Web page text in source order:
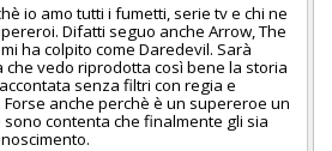
io amo tutti i fumetti, serie tv e chi ne
Difatti seguo anche Arrow, The
ha colpito come Daredevil. Sarà
che vedo riprodotta così bene la storia
senza filtri con regia e
anche perchè è un supereroe un
contenta che finalmente gli sia